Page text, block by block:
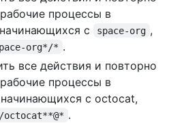
процессы в
с
space-org ,
org*/* .
все действия и повторно
процессы в
с octocat,
.